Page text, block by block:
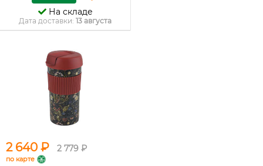
На складе
Дата доставки: 13 августа
2 640 ₽ 2 779 ₽
по карте